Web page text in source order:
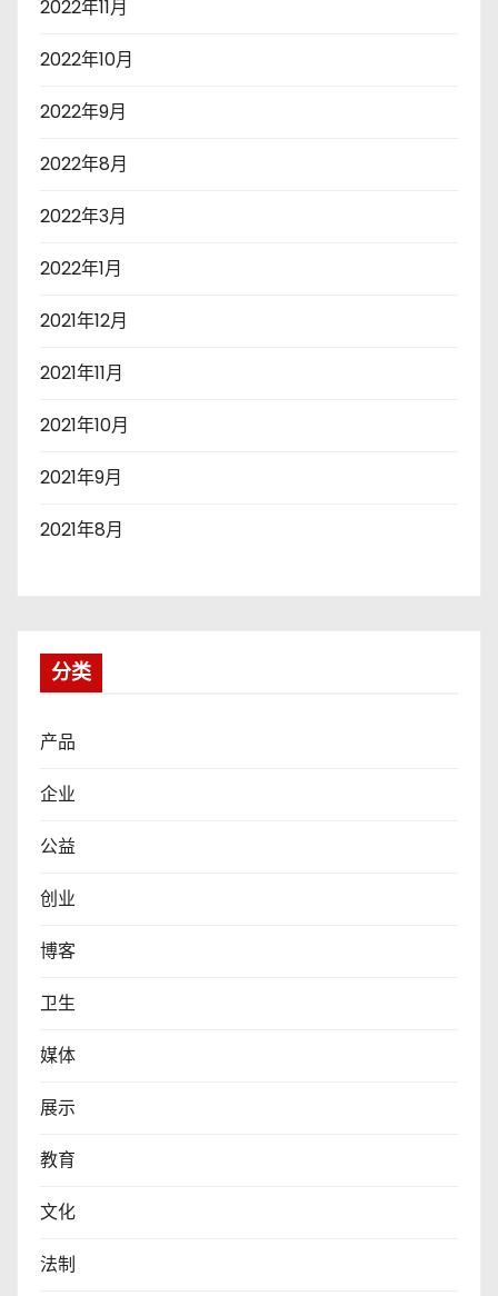
2022年11月
2022年10月
2022年9月
2022年8月
2022年3月
2022年1月
2021年12月
2021年11月
2021年10月
2021年9月
2021年8月
分类
产品
企业
公益
创业
博客
卫生
媒体
展示
教育
文化
法制